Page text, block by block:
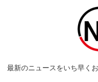
最新のニュースをいち早く